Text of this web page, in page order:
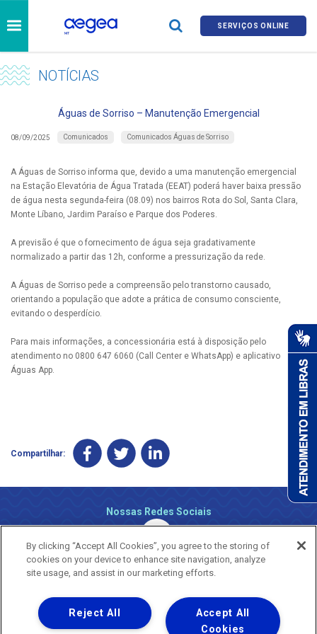
SERVIÇOS ONLINE
NOTÍCIAS
Águas de Sorriso – Manutenção Emergencial
08/09/2025 Comunicados Comunicados Águas de Sorriso
A Águas de Sorriso informa que, devido a uma manutenção emergencial
na Estação Elevatória de Água Tratada (EEAT) poderá haver baixa pressão
de água nesta segunda-feira (08.09) nos bairros Rota do Sol, Santa Clara,
Monte Líbano, Jardim Paraíso e Parque dos Poderes.
A previsão é que o fornecimento de água seja gradativamente
normalizado a partir das 12h, conforme a pressurização da rede.
A Águas de Sorriso pede a compreensão pelo transtorno causado,
orientando a população que adote a prática de consumo consciente,
evitando o desperdício.
Para mais informações, a concessionária está à disposição pelo
atendimento no 0800 647 6060 (Call Center e WhatsApp) e aplicativo
Águas App.
Compartilhar:
Nossas Redes Sociais
Uma empresa
Copyright ® 2026 - Todos os Direitos Reservados.
By clicking “Accept All Cookies”, you agree to the storing of
cookies on your device to enhance site navigation, analyze
site usage, and assist in our marketing efforts.
Accept All
Cookies
Reject All